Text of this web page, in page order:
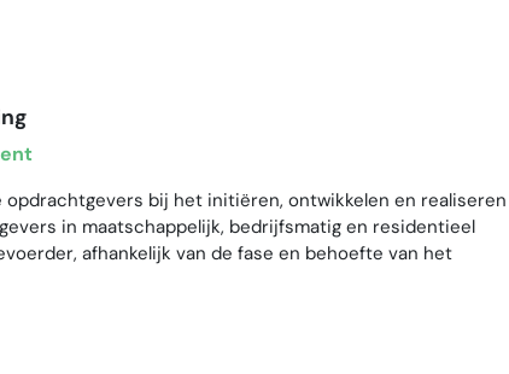
bij het initiëren, ontwikkelen en realiseren
in maatschappelijk, bedrijfsmatig en residentieel
afhankelijk van de fase en behoefte van het